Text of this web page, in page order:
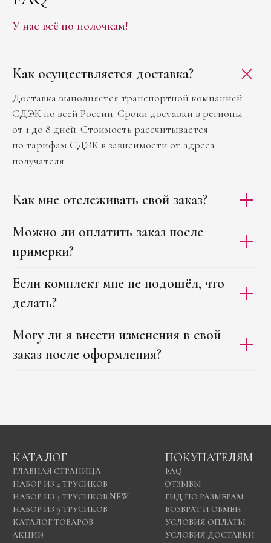
У нас всё по полочкам!
Как осуществляется доставка?
Доставка выполняется транспортной компанией
СДЭК по всей России. Сроки доставки в регионы —
от 1 до 8 дней. Стоимость рассчитывается
по тарифам СДЭК в зависимости от адреса
получателя.
Как мне отслеживать свой заказ?
Можно ли оплатить заказ после
примерки?
Если комплект мне не подошёл, что
делать?
Могу ли я внести изменения в свой
заказ после оформления?